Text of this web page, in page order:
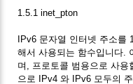
1.5.1 inet_pton
IPv6 문자열 인터넷 주소를
해서 사용되는 함수입니다.
며, 프로토콜 범용으로 사용
으로 IPv4 와 IPv6 모두의